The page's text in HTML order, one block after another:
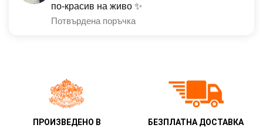
по-красив на живо ✨
Потвърдена поръчка
ПРОИЗВЕДЕНО В
БЕЗПЛАТНА ДОСТАВКА